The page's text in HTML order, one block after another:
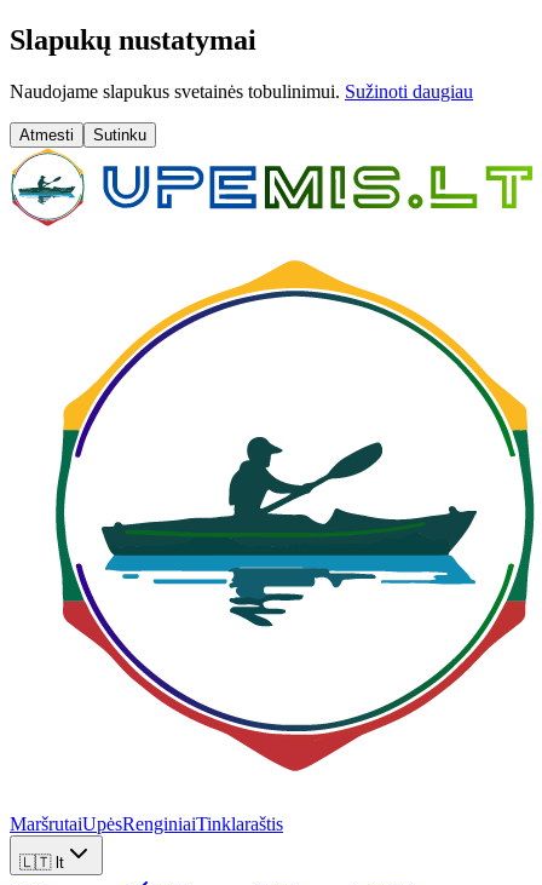
Slapukų nustatymai
Naudojame slapukus svetainės tobulinimui. Sužinoti daugiau
Atmesti Sutinku
MaršrutaiUpėsRenginiaiTinklaraštis
🇱🇹 lt